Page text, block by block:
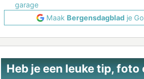
garage
Maak Bergensdagbladje
Heb je een leuke tip, foto